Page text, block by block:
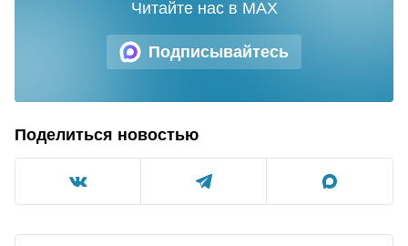
Подписывайтесь
Читайте нас в MAX
Поделиться новостью